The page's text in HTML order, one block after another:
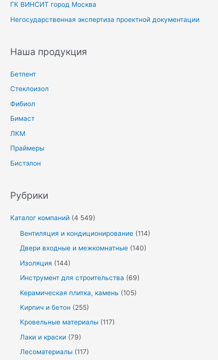
ГК ВИНСИТ город Москва
Негосударственная экспертиза проектной документации
Наша продукция
Бетлент
Стеклоизол
Фибиол
Бимаст
ЛКМ
Праймеры
Бистэлон
Рубрики
Каталог компаний (4 549)
Вентиляция и кондиционирование (114)
Двери входные и межкомнатные (140)
Изоляция (144)
Инструмент для строительства (69)
Керамическая плитка, камень (105)
Кирпич и бетон (255)
Кровельные материалы (117)
Лаки и краски (79)
Лесоматериалы (117)